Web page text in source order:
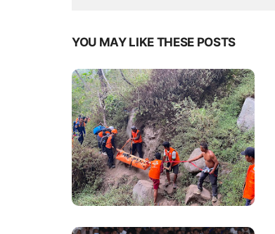
YOU MAY LIKE THESE POSTS